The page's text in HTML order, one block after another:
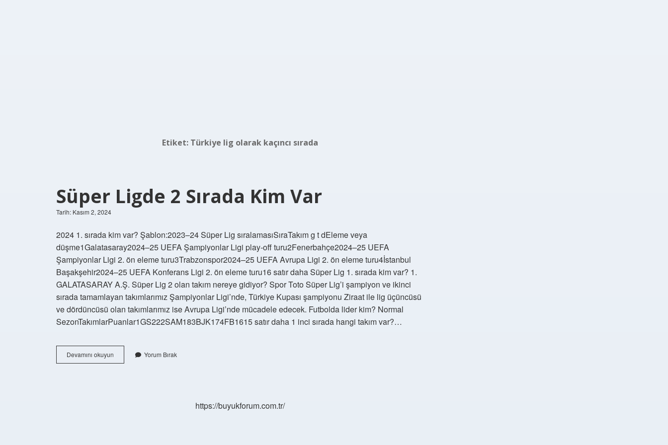
Etiket: Türkiye lig olarak kaçıncı sırada
Süper Ligde 2 Sırada Kim Var
Tarih: Kasım 2, 2024
2024 1. sırada kim var? Şablon:2023–24 Süper Lig sıralamasıSıraTakım g t dEleme veya
düşme1Galatasaray2024–25 UEFA Şampiyonlar Ligi play-off turu2Fenerbahçe2024–25 UEFA
Şampiyonlar Ligi 2. ön eleme turu3Trabzonspor2024–25 UEFA Avrupa Ligi 2. ön eleme turu4İstanbul
Başakşehir2024–25 UEFA Konferans Ligi 2. ön eleme turu16 satır daha Süper Lig 1. sırada kim var? 1.
GALATASARAY A.Ş. Süper Lig 2 olan takım nereye gidiyor? Spor Toto Süper Lig’i şampiyon ve ikinci
sırada tamamlayan takımlarımız Şampiyonlar Ligi’nde, Türkiye Kupası şampiyonu Ziraat ile lig üçüncüsü
ve dördüncüsü olan takımlarımız ise Avrupa Ligi’nde mücadele edecek. Futbolda lider kim? Normal
SezonTakımlarPuanlar1GS222SAM183BJK174FB1615 satır daha 1 inci sırada hangi takım var?…
Devamını okuyun
Ligde
Yorum Bırak
https://buyukforum.com.tr/